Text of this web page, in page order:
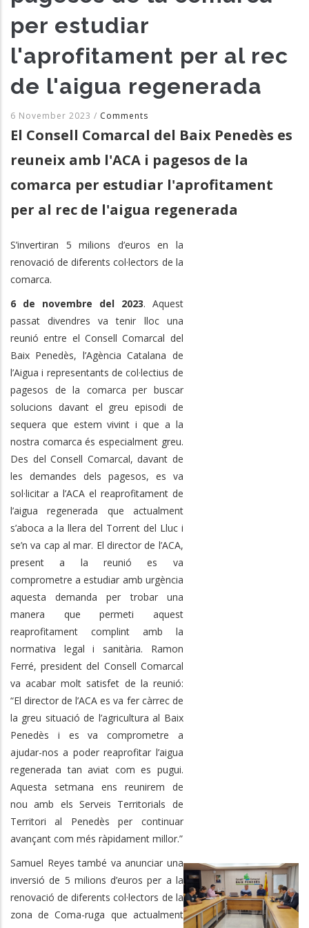
per estudiar
l'aprofitament per al rec
de l'aigua regenerada
6 November 2023 / Comments
El Consell Comarcal del Baix Penedès es
reuneix amb l'ACA i pagesos de la
comarca per estudiar l'aprofitament
per al rec de l'aigua regenerada
S’invertiran 5 milions d’euros en la
renovació de diferents col·lectors de la
comarca.
6 de novembre del 2023. Aquest
passat divendres va tenir lloc una
reunió entre el Consell Comarcal del
Baix Penedès, l’Agència Catalana de
l’Aigua i representants de col·lectius de
pagesos de la comarca per buscar
solucions davant el greu episodi de
sequera que estem vivint i que a la
nostra comarca és especialment greu.
Des del Consell Comarcal, davant de
les demandes dels pagesos, es va
sol·licitar a l’ACA el reaprofitament de
l’aigua regenerada que actualment
s’aboca a la llera del Torrent del Lluc i
se’n va cap al mar. El director de l’ACA,
present a la reunió es va
comprometre a estudiar amb urgència
aquesta demanda per trobar una
manera que permeti aquest
reaprofitament complint amb la
normativa legal i sanitària. Ramon
Ferré, president del Consell Comarcal
va acabar molt satisfet de la reunió:
“El director de l’ACA es va fer càrrec de
la greu situació de l’agricultura al Baix
Penedès i es va comprometre a
ajudar-nos a poder reaprofitar l’aigua
regenerada tan aviat com es pugui.
Aquesta setmana ens reunirem de
nou amb els Serveis Territorials de
Territori al Penedès per continuar
avançant com més ràpidament millor.”
Samuel Reyes també va anunciar una
inversió de 5 milions d’euros per a la
renovació de diferents col·lectors de la
zona de Coma-ruga que actualment